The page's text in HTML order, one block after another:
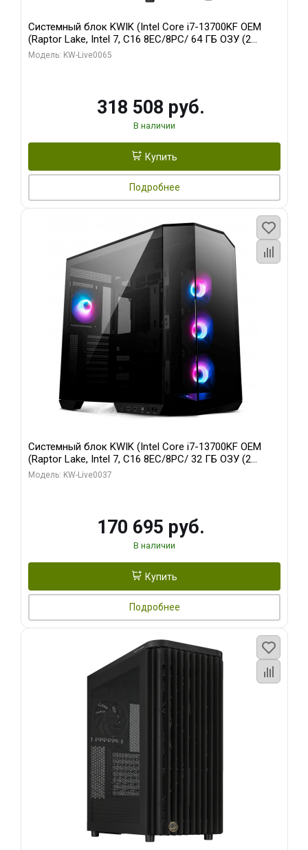
Системный блок KWIK (Intel Core i7-13700KF OEM
(Raptor Lake, Intel 7, C16 8EC/8PC/ 64 ГБ ОЗУ (2
модуля)/ ASUS RTX5080 PROART OC 16GB GDDR7
Модель: KW-Live0065
318 508 руб.
В наличии
Купить
Подробнее
Системный блок KWIK (Intel Core i7-13700KF OEM
(Raptor Lake, Intel 7, C16 8EC/8PC/ 32 ГБ ОЗУ (2
модуля)/ Gigabyte RTX5070 AERO OC 12GB GDDR7
Модель: KW-Live0037
170 695 руб.
В наличии
Купить
Подробнее